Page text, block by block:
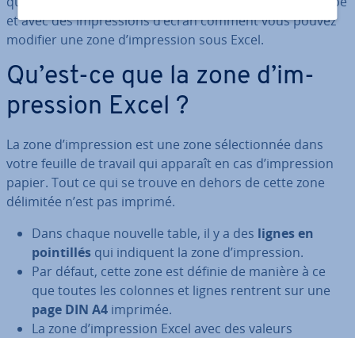
et avec des im­pres­sions d’écran comment vous pouvez
modifier une zone d’im­pres­sion sous Excel.
Qu’est-ce que la zone d’im­
pres­sion Excel ?
La zone d’im­pres­sion est une zone sé­lec­tion­née dans
votre feuille de travail qui apparaît en cas d’im­pres­sion
papier. Tout ce qui se trouve en dehors de cette zone
délimitée n’est pas imprimé.
Dans chaque nouvelle table, il y a des lignes en
poin­til­lés qui indiquent la zone d’im­pres­sion.
Par défaut, cette zone est définie de manière à ce
que toutes les colonnes et lignes rentrent sur une
page DIN A4 imprimée.
La zone d’im­pres­sion Excel avec des valeurs